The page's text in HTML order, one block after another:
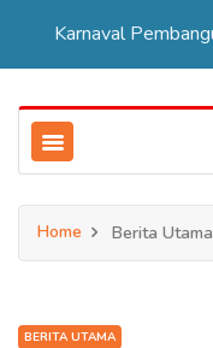
Home Berita Utama
BERITA UTAMA